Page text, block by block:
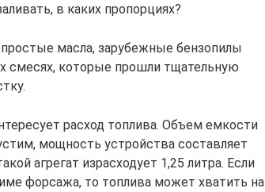
в каких пропорциях?
масла, зарубежные бензопилы
смесях, которые прошли тщательную
расход топлива. Объем емкости
мощность устройства составляет
агрегат израсходует 1,25 литра. Если
форсажа, то топлива может хватить на